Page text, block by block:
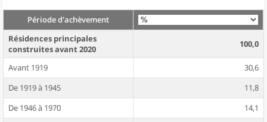
Période d'achèvement
Résidences principales
construites avant 2020
100,0
Avant 1919
30,6
De 1919 à 1945
11,8
De 1946 à 1970
14,1